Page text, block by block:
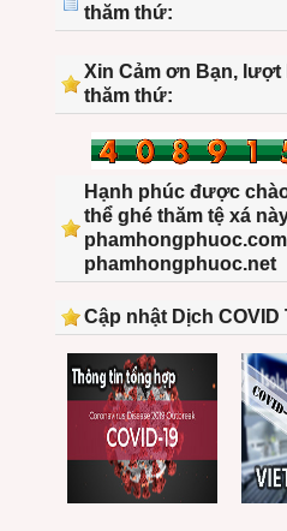
thăm thứ:
Xin Cảm ơn Bạn, lượt
thăm thứ:
Hạnh phúc được
thể ghé thăm tệ xá
phamhongphuoc.net
Cập nhật Dịch COVID